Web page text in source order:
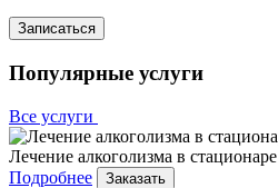
Записаться
Популярные услуги
Все услуги
Лечение алкоголизма в стационаре
Подробнее
Заказать